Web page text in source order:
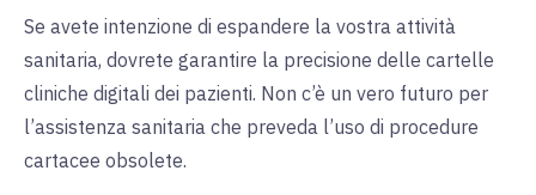
Se avete intenzione di espandere la vostra attività
sanitaria, dovrete garantire la precisione delle cartelle
cliniche digitali dei pazienti. Non c’è un vero futuro per
l’assistenza sanitaria che preveda l’uso di procedure
cartacee obsolete.